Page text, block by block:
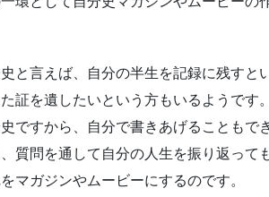
と言えば、自分の半生を記録に残す
証を遺したいという方もいるようです
ですから、自分で書きあげることも
質問を通して自分の人生を振り返って
マガジンやムービーにするのです。